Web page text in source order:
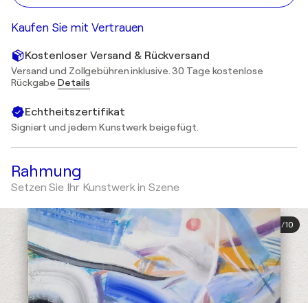
Kaufen Sie mit Vertrauen
Kostenloser Versand & Rückversand
Versand und Zollgebühren inklusive. 30 Tage kostenlose
RückgabeDetails
Echtheitszertifikat
Signiert und jedem Kunstwerk beigefügt.
Rahmung
Setzen Sie Ihr Kunstwerk in Szene
1/10